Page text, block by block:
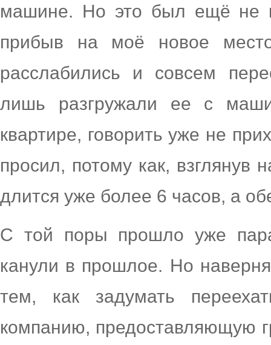
машине. Но это был ещё не
прибыв на моё новое
расслабились и совсем
лишь разгружали ее с
квартире, говорить уже не
просил, потому как, взглянув
длится уже более 6 часов, а
С той поры прошло уже
канули в прошлое. Но
тем, как задумать
компанию, предоставляющую